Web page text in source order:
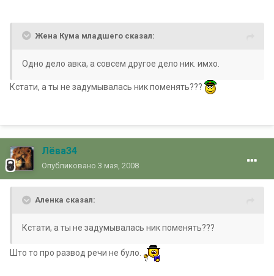
Жена Кума младшего сказал:
Одно дело авка, а совсем другое дело ник. имхо.
Кстати, а ты не задумывалась ник поменять???
Лёва34
Опубликовано 3 мая, 2008
Аленка сказал:
Кстати, а ты не задумывалась ник поменять???
Што то про развод речи не було.